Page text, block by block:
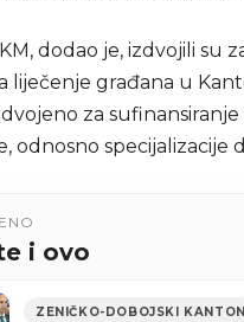
dodao je, izdvojili su
liječenje građana u
za
odnosno specijalizacije
i ovo
ZENIČKO-DOBOJSKI KANTON